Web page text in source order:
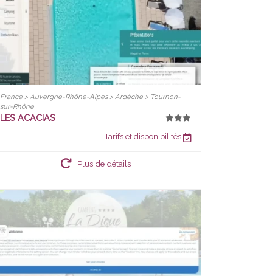
France > Auvergne-Rhône-Alpes > Ardèche > Tournon-
sur-Rhône
LES ACACIAS
Tarifs et disponibilités
Plus de détails